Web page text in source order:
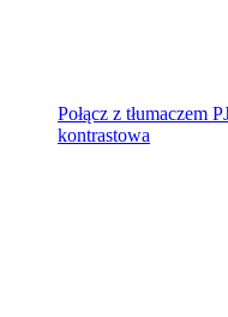
Połącz z tłumaczem
kontrastowa